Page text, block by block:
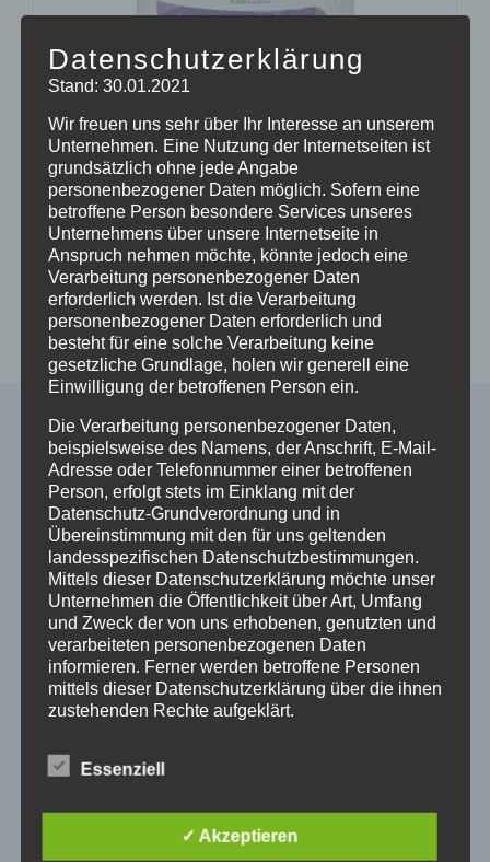
CURA SPORT PROBIOTIC
45,77€ Enthält 7% Mehrwertsteuer zzgl.
Lieferzeit: sofort lieferbar
In den Warenkorb
Alle Shop Infos
Mein Konto
Zahlungsarten
Versand & Lieferung
Widerruf
Widerruf erklären
AGB
Impressum
Datenschutzerklärung
Pferdeklinik Mühlen GmbH
Datenschutzerklärung
Stand: 30.01.2021
Wir freuen uns sehr über Ihr Interesse an unserem
Unternehmen. Eine Nutzung der Internetseiten ist
grundsätzlich ohne jede Angabe
personenbezogener Daten möglich. Sofern eine
betroffene Person besondere Services unseres
Unternehmens über unsere Internetseite in
Anspruch nehmen möchte, könnte jedoch eine
Verarbeitung personenbezogener Daten
erforderlich werden. Ist die Verarbeitung
personenbezogener Daten erforderlich und
besteht für eine solche Verarbeitung keine
gesetzliche Grundlage, holen wir generell eine
Einwilligung der betroffenen Person ein.
Die Verarbeitung personenbezogener Daten,
beispielsweise des Namens, der Anschrift, E-Mail-
Adresse oder Telefonnummer einer betroffenen
Person, erfolgt stets im Einklang mit der
Datenschutz-Grundverordnung und in
Übereinstimmung mit den für uns geltenden
landesspezifischen Datenschutzbestimmungen.
Mittels dieser Datenschutzerklärung möchte unser
Unternehmen die Öffentlichkeit über Art, Umfang
und Zweck der von uns erhobenen, genutzten und
verarbeiteten personenbezogenen Daten
informieren. Ferner werden betroffene Personen
mittels dieser Datenschutzerklärung über die ihnen
zustehenden Rechte aufgeklärt.
Wir haben als für die Verarbeitung Verantwortlicher
zahlreiche technische und organisatorische
lückenlosen Schutz der über diese Internetseite
verarbeiteten personenbezogenen Daten
Essenziell
✓ Akzeptieren